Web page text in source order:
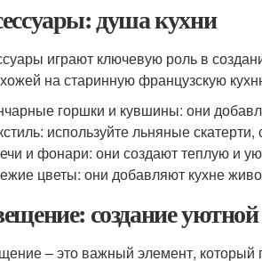
душа кухни
играют ключевую роль в
на старинную французскую
горшки и кувшины: они
используйте льняные
и фонари: они создают теплую и
цветы: они добавляют кухне
создание
– это важный элемент, который